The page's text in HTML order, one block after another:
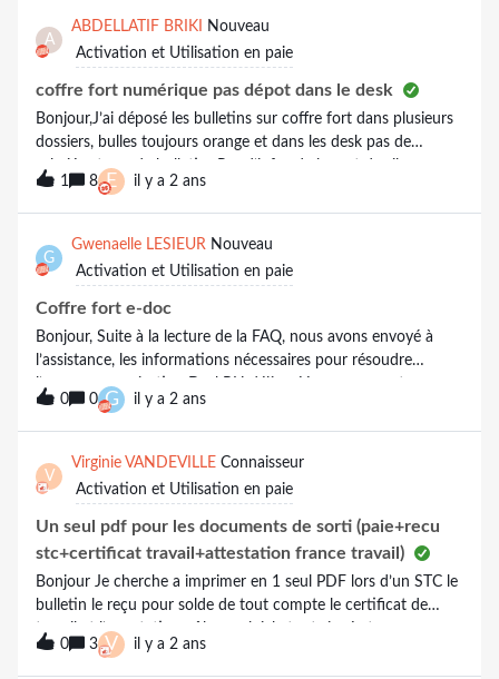
coffre-fort. Son bulletin est déposé dans le DESK RH mais
également dans son coffre-fort salarié. Avez-vous eu le même
cas? Est-ce normal?Merci d’avance pour vos retours.
A
ABDELLATIF BRIKI
Nouveau
Activation et Utilisation en paie
coffre fort numérique pas dépot dans le desk
Bonjour,J’ai déposé les bulletins sur coffre fort dans plusieurs
dossiers, bulles toujours orange et dans les desk pas de
salariés et pas de bulletins.Pas d’infos de la part de silae.
1
8 E il y a 2 ans
G
Gwenaelle LESIEUR Nouveau
Activation et Utilisation en paie
Coffre fort e-doc
Bonjour, Suite à la lecture de la FAQ, nous avons envoyé à
l’assistance, les informations nécessaires pour résoudre
l’erreur « organisation DeskRH déjà créée pour un autre
domaine ».Lettre de mission, à la suite de la reprise de la paie à
partir du 01/01/2024 SIRET établissement principal SIRET
établissement secondaire Notre domaine SilaeMalgré une
demande faite le 25/01/2024, nous n’avons toujours reçu
aucune réponse de l’assistance dématérialisée. Notre client
s’impatiente. Que devons-nous faire ? Merci pour votre
retour.Cordialement.
0 0 G il y a 2 ans
V
Virginie VANDEVILLE Connaisseur
Activation et Utilisation en paie
Un seul pdf pour les documents de sorti (paie+recu
stc+certificat travail+attestation france travail)
Bonjour Je cherche a imprimer en 1 seul PDF lors d’un STC le
bulletin le reçu pour solde de tout compte le certificat de
travail et l’attestation pôle emploi. le tout signé et
tamponné.Les manipulations pour la signature et le tampon
étant mise en place. Je n’arrive pas a avoir un seul pdf j’ai un
0 3 V il y a 2 ans